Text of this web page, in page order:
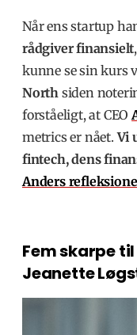
Når ens startup
rådgiver finansielt
kunne se sin kurs
North siden
forståeligt, at CEO
metrics er nået.Vi
fintech, dens
Anders
Fem skarpe
Jeanette